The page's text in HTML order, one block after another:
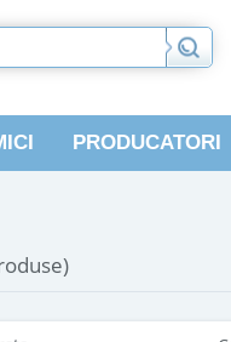
PRODUCATORI